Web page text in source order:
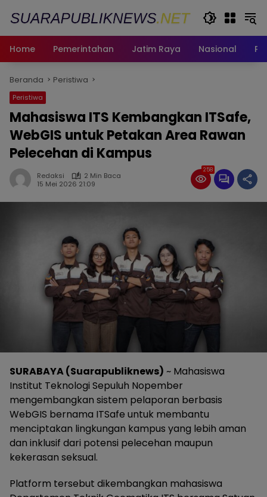
Home
Pemerintahan Jatim Raya Nasional
Beranda Peristiwa
Peristiwa
Mahasiswa ITS Kembangkan ITSafe,
WebGIS untuk Petakan Area Rawan
Pelecehan di Kampus
Redaksi
2 Min Baca
15 Mei 2026 21:09
258
SURABAYA (Suarapubliknews) ~ Mahasiswa
Institut Teknologi Sepuluh Nopember
mengembangkan sistem pelaporan berbasis
WebGIS bernama ITSafe untuk membantu
menciptakan lingkungan kampus yang lebih aman
dan inklusif dari potensi pelecehan maupun
kekerasan seksual.
Platform tersebut dikembangkan mahasiswa